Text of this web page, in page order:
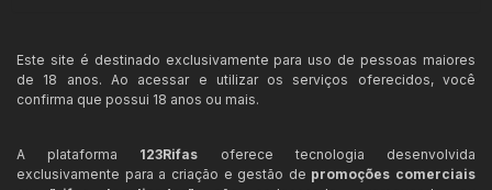
Este site é destinado exclusivamente para uso de pessoas maiores
de 18 anos. Ao acessar e utilizar os serviços oferecidos, você
confirma que possui 18 anos ou mais.
A plataforma 123Rifas oferece tecnologia desenvolvida
exclusivamente para a criação e gestão de promoções comerciais